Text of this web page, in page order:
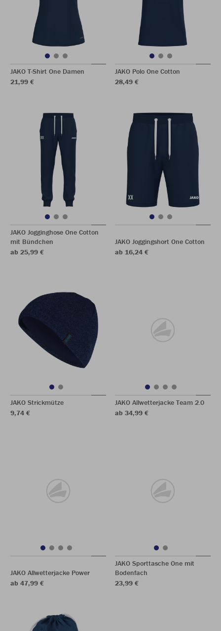
JAKO T-Shirt One Damen
21,99 €
JAKO Polo One Cotton
28,49 €
JAKO Jogginghose One Cotton
mit Bündchen
ab 25,99 €
JAKO Joggingshort One Cotton
ab 16,24 €
JAKO Strickmütze
9,74 €
JAKO Allwetterjacke Team 2.0
ab 34,99 €
JAKO Allwetterjacke Power
ab 47,99 €
JAKO Sporttasche One mit
Bodenfach
23,99 €